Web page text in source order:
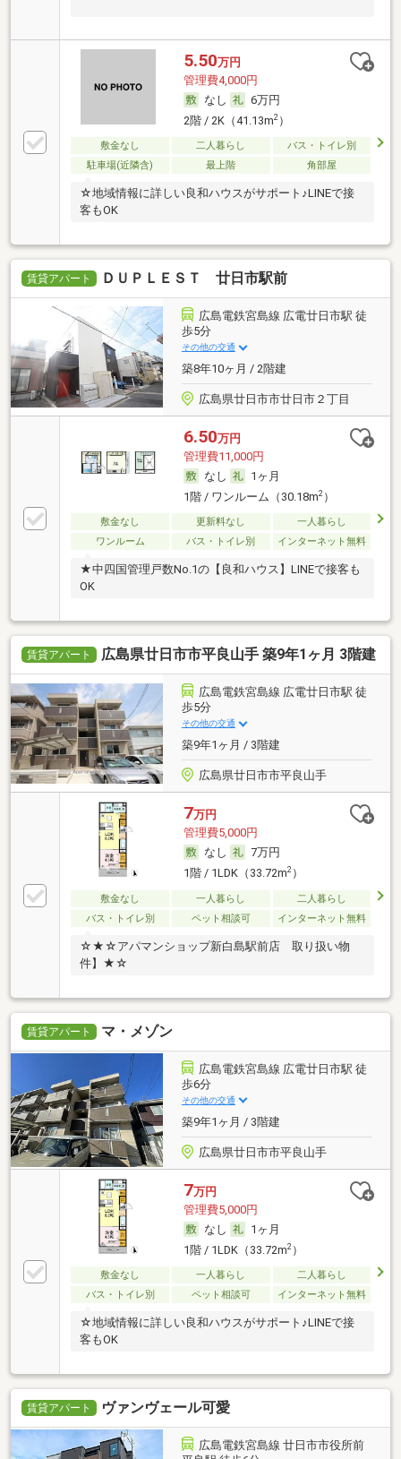
5.50万円
管理費4,000円
なし
6万円
2階 / 2K（41.13m2）
敷金なし 二人暮らし
バス・トイレ別
駐車場(近隣含)
最上階 角部屋
☆地域情報に詳しい良和ハウスがサポート♪LINEで接
客もOK
賃貸アパート ＤＵＰＬＥＳＴ 廿日市駅前
広島電鉄宮島線 広電廿日市駅 徒
歩5分
その他の交通
築8年10ヶ月 / 2階建
広島県廿日市市廿日市２丁目
6.50万円
管理費11,000円
なし
1ヶ月
1階 / ワンルーム（30.18m2）
敷金なし 更新料なし
一人暮らし
ワンルーム
バス・トイレ別 インターネット無料
★中四国管理戸数No.1の【良和ハウス】LINEで接客も
OK
賃貸アパート 広島県廿日市市平良山手 築9年1ヶ月 3階建
広島電鉄宮島線 広電廿日市駅 徒
歩5分
その他の交通
築9年1ヶ月 / 3階建
広島県廿日市市平良山手
7万円
管理費5,000円
なし
7万円
1階 / 1LDK（33.72m2）
敷金なし 一人暮らし
二人暮らし
バス・トイレ別
ペット相談可 インターネット無料
☆★☆アパマンショップ新白島駅前店 取り扱い物
件】★☆
賃貸アパート マ・メゾン
広島電鉄宮島線 広電廿日市駅 徒
歩6分
その他の交通
築9年1ヶ月 / 3階建
広島県廿日市市平良山手
7万円
管理費5,000円
なし
1ヶ月
1階 / 1LDK（33.72m2）
敷金なし 一人暮らし
二人暮らし
バス・トイレ別
ペット相談可 インターネット無料
☆地域情報に詳しい良和ハウスがサポート♪LINEで接
客もOK
賃貸アパート ヴァンヴェール可愛
広島電鉄宮島線 廿日市市役所前